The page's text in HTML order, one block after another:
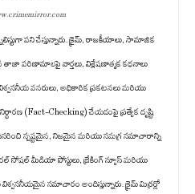
పని చేస్తున్నారు. క్రైమ్, రాజకీయాలు, సామాజిక
తాజా పరిణామాలపై వార్తలు, విశ్లేషణాత్మక కథనాలు
విశ్వసనీయ వనరులు, అధికారిక ప్రకటనలు మరియు
(Fact-Checking) చేయడంపై ప్రత్యేక దృష్టి
స్పష్టమైన, నిజమైన మరియు సమగ్ర సమాచారాన్ని
సోషల్ మీడియా పోస్టులు, బ్రేకింగ్ న్యూస్ మరియు
సమాచారం అందిస్తున్నారు. క్రైమ్ మిర్రర్లో